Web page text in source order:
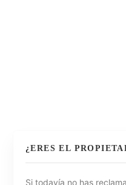
¿ERES EL
Si todavía no has